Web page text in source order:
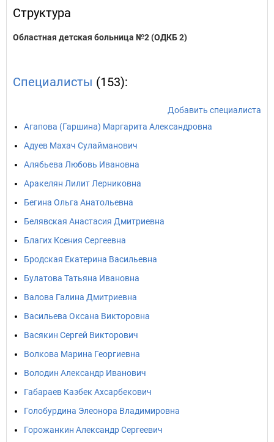
Структура
Областная детская больница №2 (ОДКБ 2)
Специалисты (153):
Добавить специалиста
Агапова (Гаршина) Маргарита Александровна
Адуев Махач Сулайманович
Алябьева Любовь Ивановна
Аракелян Лилит Лерниковна
Бегина Ольга Анатольевна
Белявская Анастасия Дмитриевна
Благих Ксения Сергеевна
Бродская Екатерина Васильевна
Булатова Татьяна Ивановна
Валова Галина Дмитриевна
Васильева Оксана Викторовна
Васякин Сергей Викторович
Волкова Марина Георгиевна
Володин Александр Иванович
Габараев Казбек Ахсарбекович
Голобурдина Элеонора Владимировна
Горожанкин Александр Сергеевич